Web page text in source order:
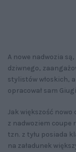
A nowe nadwozia
dziwnego,
stylistów włoskich,
opracował sam
Jak większość
z nadwoziem coupe
tzn. z tyłu posiada
na załadunek